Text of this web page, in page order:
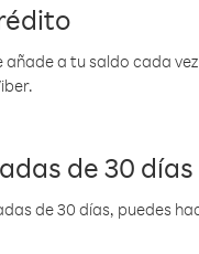
añade a tu saldo cada
de 30 días
de 30 días, puedes